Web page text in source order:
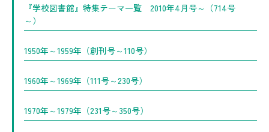
『学校図書館』特集テーマ一覧 2010年4月号～（714号
～）
1950年～1959年（創刊号～110号）
1960年～1969年（111号～230号）
1970年～1979年（231号～350号）